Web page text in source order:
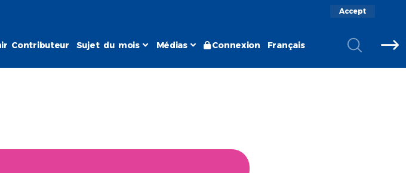
Accept
Contributeur Sujet du mois Médias Connexion Français